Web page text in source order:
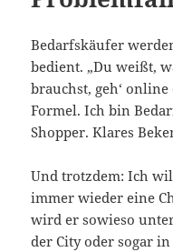
Bedarfskäufer
bedient. „Du weißt,
brauchst, geh‘
Formel. Ich bin
Shopper. Klares
Und trotzdem: Ich
immer wieder eine
wird er sowieso
der City oder sogar